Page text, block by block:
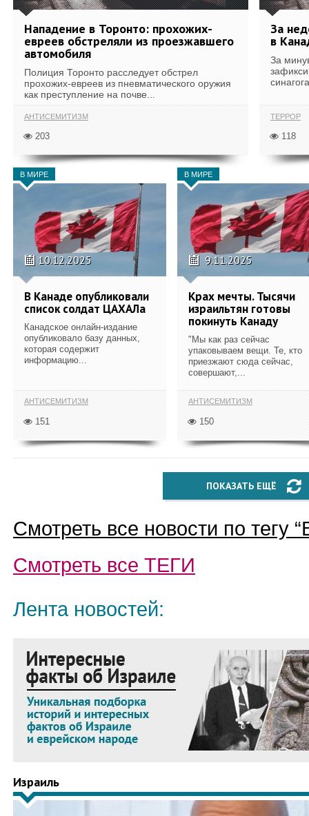
Нападение в Торонто: прохожих-
евреев обстреляли из проезжавшего
автомобиля
Полиция Торонто расследует обстрел
прохожих-евреев из пневматического оружия
как преступление на почве...
АНТИСЕМИТИЗМ
203
За
в
За
ТЕРРОР
118
В МИРЕ
10.12.2025
В Канаде опубликовали
список солдат ЦАХАЛа
Канадское онлайн-издание
опубликовало базу данных,
которая содержит
информацию...
АНТИСЕМИТИЗМ
151
В МИРЕ
9.11.2025
Крах мечты. Тысячи
израильтян готовы
покинуть Канаду
"Мы как раз сейчас
упаковываем вещи. Те, кто
приезжают сюда сейчас,
совершают,...
АНТИСЕМИТИЗМ
150
ПОКАЗАТЬ ЕЩЁ
Смотреть все новости по тегу “
Смотреть все ТЕГИ
Лента новостей:
Израиль